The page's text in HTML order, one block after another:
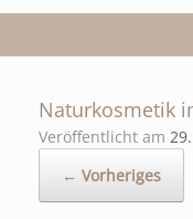
Naturkosmetik
Veröffentlicht am
← Vorheriges